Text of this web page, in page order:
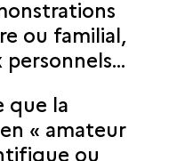
ou familial,
que la
« amateur
ou